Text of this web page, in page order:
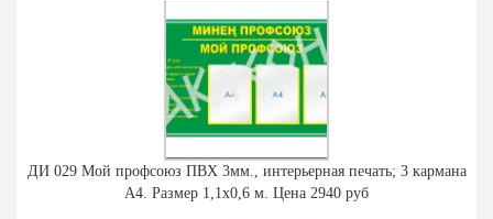
ДИ 029 Мой профсоюз ПВХ 3мм., интерьерная печать; 3 кармана
А4. Размер 1,1х0,6 м. Цена 2940 руб